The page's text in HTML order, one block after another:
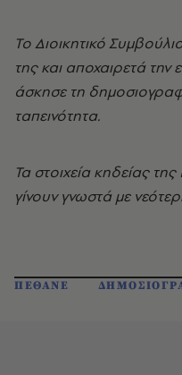
Το Διοικητικό
της και αποχαιρετά
άσκησε τη
ταπεινότητα.
Τα στοιχεία κηδείας
γίνουν γνωστά με
ΠΕΘΑΝΕ